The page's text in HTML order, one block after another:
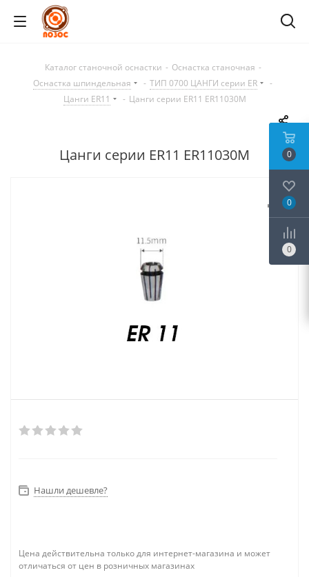
Каталог станочной оснастки - Оснастка станочная -
Оснастка шпиндельная
- ТИП 0700 ЦАНГИ серии ER
-
Цанги ER11
- Цанги серии ER11 ER11030M
Цанги серии ER11 ER11030M
Нашли дешевле?
Цена действительна только для интернет-магазина и может
отличаться от цен в розничных магазинах
0
0
0